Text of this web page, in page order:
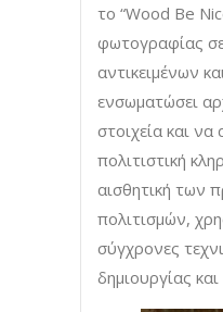
το “Wood Be
φωτογραφίας
αντικειμένων
ενσωματώσει
στοιχεία και να
πολιτιστική
αισθητική των
πολιτισμών,
σύγχρονες
δημιουργίας